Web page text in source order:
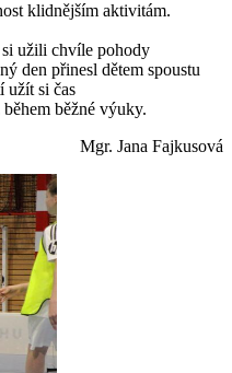
klidnějším aktivitám.
užili chvíle pohody
den přinesl dětem spoustu
užít si čas
běžné výuky.
Mgr. Jana Fajkusová